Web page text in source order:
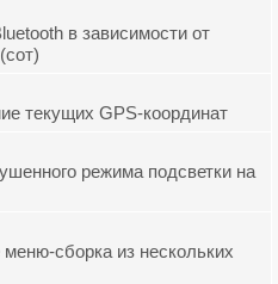
в зависимости от
текущих GPS-координат
режима подсветки на
сборка из нескольких